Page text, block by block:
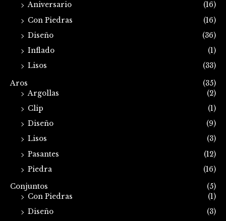
Aniversario
(16)
Con Piedras
(16)
Diseño
(36)
Inflado
(1)
Lisos
(33)
Aros
(35)
Argollas
(2)
Clip
(1)
Diseño
(9)
Lisos
(3)
Pasantes
(12)
Piedra
(16)
Conjuntos
(5)
Con Piedras
(1)
Diseño
(3)